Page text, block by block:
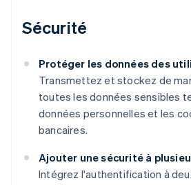
Sécurité
Protéger les données des
Transmettez et stockez de
toutes les données sensibles
données personnelles et les
bancaires.
Ajouter une sécurité à
Intégrez l'authentification à